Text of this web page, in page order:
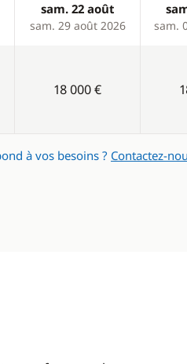
sam. 22 août
sam. 29 août 2026 sam.
18 000 €
à vos besoins ? Contactez-